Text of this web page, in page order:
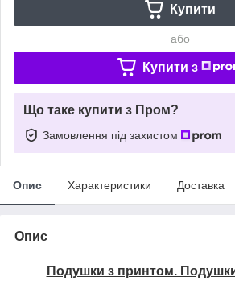
Купити
або
Купити з
Що таке купити з Пром?
Замовлення під захистом
Опис Характеристики Доставка
Опис
Подушки з принтом.